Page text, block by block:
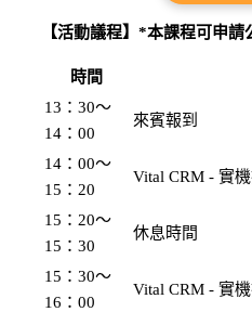
【活動議程】 *本課程可申請
時間
13：30〜
14：00
來賓報到
14：00〜
15：20
Vital CRM - 實機
15：20〜
15：30
休息時間
15：30〜
16：00
Vital CRM - 實機